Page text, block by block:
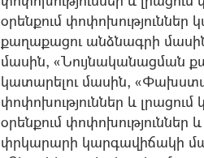
օրենքում
քաղաքացու անձնագրի
մասին, «Նույնականացման
կատարելու մասին,
փոփոխություններ և
օրենքում փոփոխություններ
փրկարարի կարգավիճակի